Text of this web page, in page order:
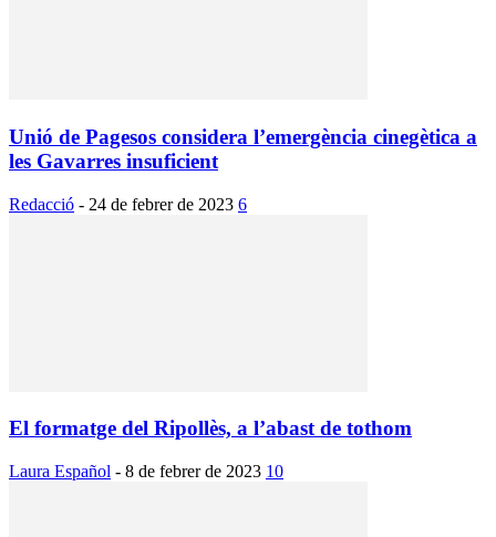
Unió de Pagesos considera l’emergència cinegètica a
les Gavarres insuficient
Redacció - 24 de febrer de 2023 6
El formatge del Ripollès, a l’abast de tothom
Laura Español - 8 de febrer de 2023 10